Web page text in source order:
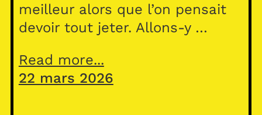
meilleur alors que l’on pensait
devoir tout jeter. Allons-y …
Read more...
22 mars 2026